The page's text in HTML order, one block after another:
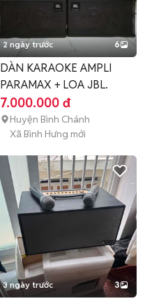
2 ngày trước 6
DÀN KARAOKE AMPLI
PARAMAX + LOA JBL.
7.000.000 đ
Huyện Bình Chánh
Xã Bình Hưng mới
3 ngày trước 3